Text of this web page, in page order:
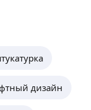
дизайн